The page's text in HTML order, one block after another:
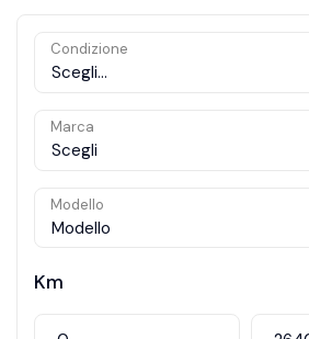
Condizione
Scegli...
Marca
Scegli
Modello
Modello
Km